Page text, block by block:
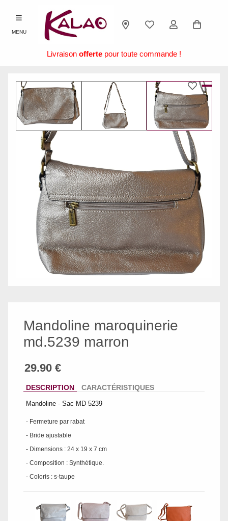
MENU
Livraison offerte pour toute commande !
Mandoline maroquinerie
md.5239 marron
DESCRIPTION CARACTÉRISTIQUES
Mandoline - Sac MD 5239
- Fermeture par rabat
- Bride ajustable
- Dimensions : 24 x 19 x 7 cm
- Composition : Synthétique.
- Coloris : s-taupe